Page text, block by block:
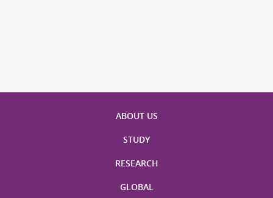
ABOUT US
STUDY
RESEARCH
GLOBAL